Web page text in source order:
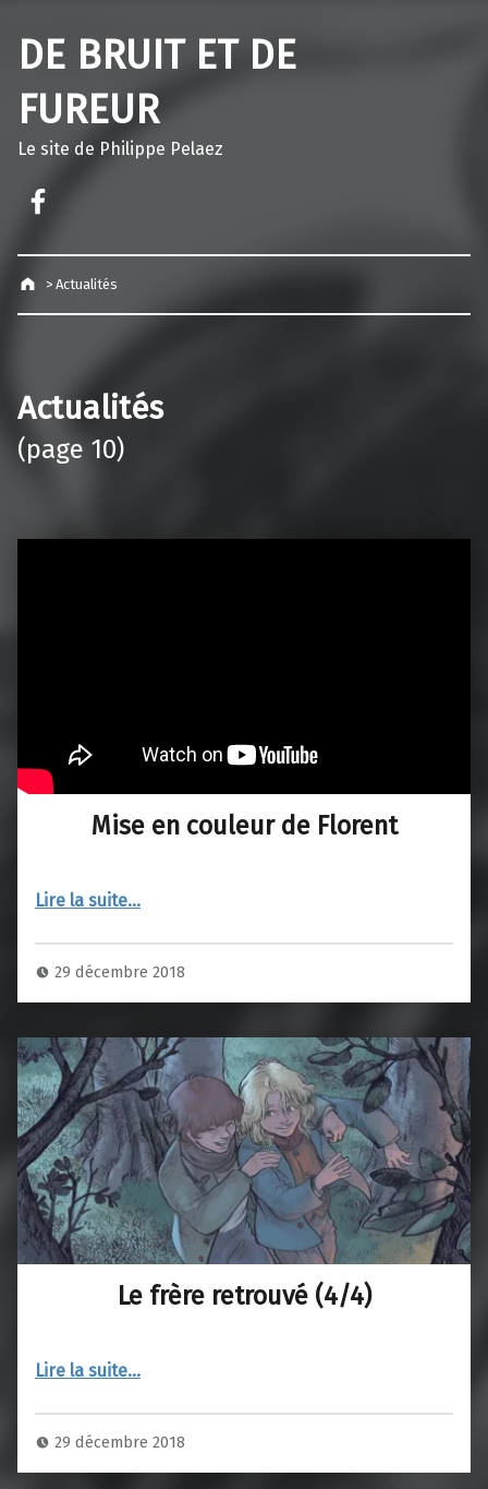
DE BRUIT ET DE
FUREUR
Le site de Philippe Pelaez
> Actualités
Actualités
(page 10)
Mise en couleur de Florent
Lire la suite…
29 décembre 2018
Le frère retrouvé (4/4)
Lire la suite…
29 décembre 2018